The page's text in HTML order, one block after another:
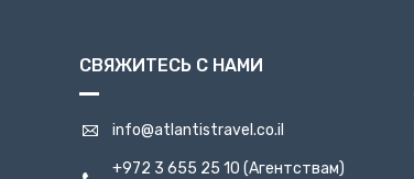
СВЯЖИТЕСЬ С НАМИ
info@atlantistravel.co.il
+972 3 655 25 10 (Агентствам)